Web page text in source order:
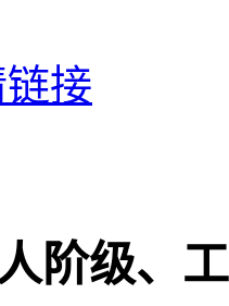
接
阶级、